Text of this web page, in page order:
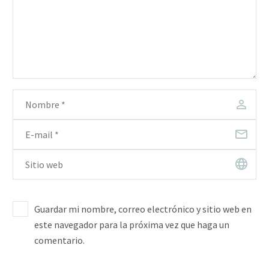
Guardar mi nombre, correo electrónico y sitio web en
este navegador para la próxima vez que haga un
comentario.